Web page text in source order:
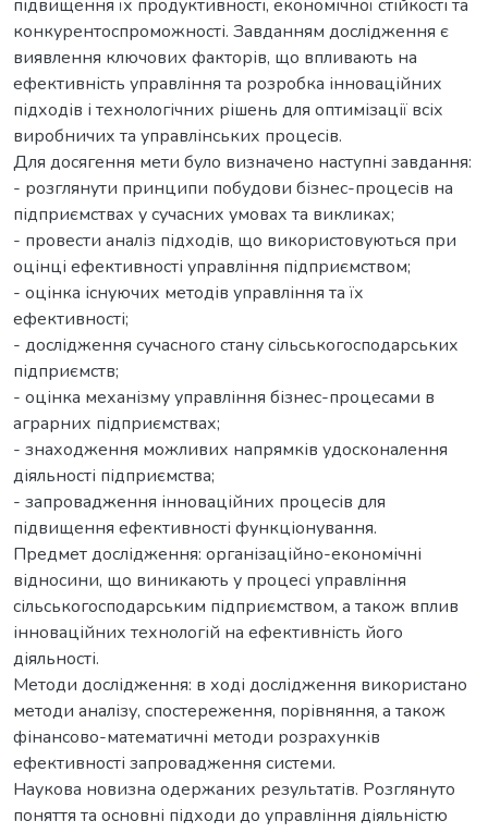
підвищення їх продуктивності, економічної стійкості та
конкурентоспроможності. Завданням дослідження є
виявлення ключових факторів, що впливають на
ефективність управління та розробка інноваційних
підходів і технологічних рішень для оптимізації всіх
виробничих та управлінських процесів.
Для досягення мети було визначено наступні завдання:
- розглянути принципи побудови бізнес-процесів на
підприємствах у сучасних умовах та викликах;
- провести аналіз підходів, що використовуються при
оцінці ефективності управління підприємством;
- оцінка існуючих методів управління та їх
ефективності;
- дослідження сучасного стану сільськогосподарських
підприємств;
- оцінка механізму управління бізнес-процесами в
аграрних підприємствах;
- знаходження можливих напрямків удосконалення
діяльності підприємства;
- запровадження інноваційних процесів для
підвищення ефективності функціонування.
Предмет дослідження: організаційно-економічні
відносини, що виникають у процесі управління
сільськогосподарським підприємством, а також вплив
інноваційних технологій на ефективність його
діяльності.
Методи дослідження: в ході дослідження використано
методи аналізу, спостереження, порівняння, а також
фінансово-математичні методи розрахунків
ефективності запровадження системи.
Наукова новизна одержаних результатів. Розглянуто
поняття та основні підходи до управління діяльністю